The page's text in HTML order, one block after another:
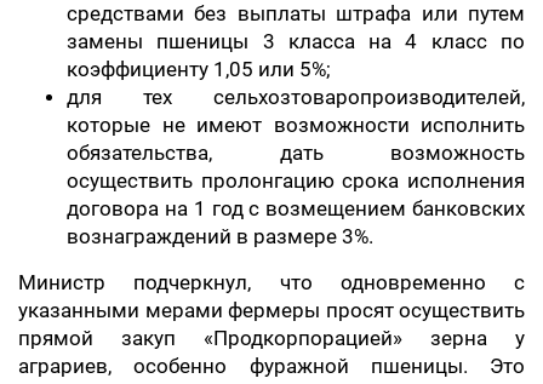
средствами без выплаты штрафа или путем
замены пшеницы 3 класса на 4 класс по
коэффициенту 1,05 или 5%;
для тех сельхозтоваропроизводителей,
которые не имеют возможности исполнить
обязательства, дать возможность
осуществить пролонгацию срока исполнения
договора на 1 год с возмещением банковских
вознаграждений в размере 3%.
Министр подчеркнул, что одновременно с
указанными мерами фермеры просят осуществить
прямой закуп «Продкорпорацией» зерна у
аграриев, особенно фуражной пшеницы. Это